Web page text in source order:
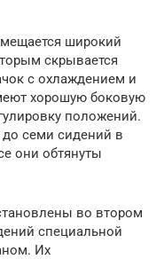
широкий
скрывается
с охлаждением и
хорошую боковую
положений.
до семи сидений в
они обтянуты
во втором
специальной
Их